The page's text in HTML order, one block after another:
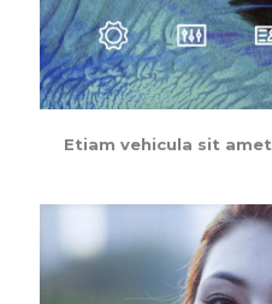
Etiam vehicula sit amet